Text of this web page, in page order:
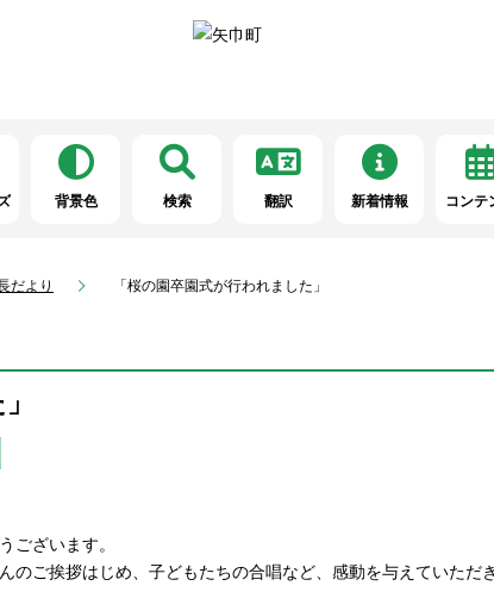
背景色 検索 翻訳 新着情報 コンテ
だより 「桜の園卒園式が行われました」
ございます。
ご挨拶はじめ、子どもたちの合唱など、感動を与えていただき